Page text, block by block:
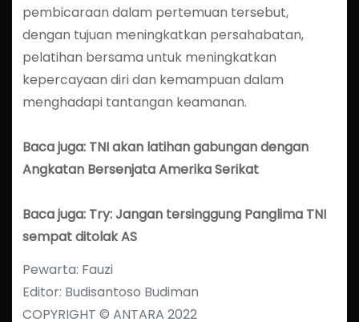
pembicaraan dalam pertemuan tersebut,
dengan tujuan meningkatkan persahabatan,
pelatihan bersama untuk meningkatkan
kepercayaan diri dan kemampuan dalam
menghadapi tantangan keamanan.
Baca juga: TNI akan latihan gabungan dengan
Angkatan Bersenjata Amerika Serikat
Baca juga: Try: Jangan tersinggung Panglima TNI
sempat ditolak AS
Pewarta: Fauzi
Editor: Budisantoso Budiman
COPYRIGHT © ANTARA 2022